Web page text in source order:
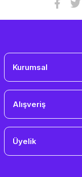
Kurumsal
Alışveriş
Üyelik